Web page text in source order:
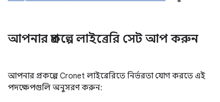
আপনার প্রকল্পে লাইব্রেরি সেট আপ করুন
আপনার প্রকল্পে Cronet লাইব্রেরিতে নির্ভরতা যোগ করতে এই
পদক্ষেপগুলি অনুসরণ করুন: